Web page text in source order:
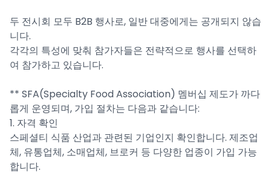
두 전시회 모두 B2B 행사로, 일반 대중에게는 공개되지 않습
니다.
각각의 특성에 맞춰 참가자들은 전략적으로 행사를 선택하
여 참가하고 있습니다.
** SFA(Specialty Food Association) 멤버십 제도가 까다
롭게 운영되며, 가입 절차는 다음과 같습니다:
1. 자격 확인
스페셜티 식품 산업과 관련된 기업인지 확인합니다. 제조업
체, 유통업체, 소매업체, 브로커 등 다양한 업종이 가입 가능
합니다.